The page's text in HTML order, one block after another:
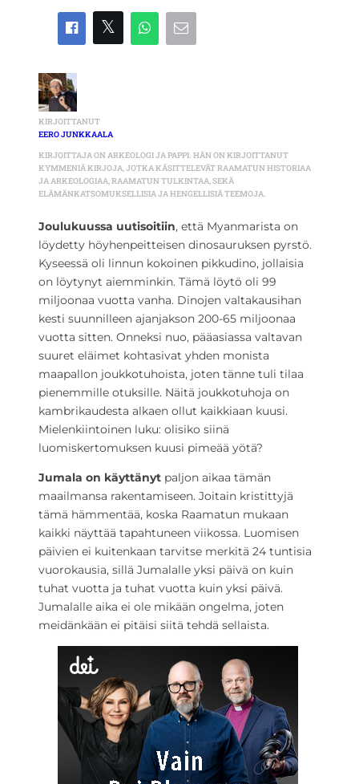
KIRJOITTANUT
EERO JUNKKAALA
KIRJOITTAJA ON ARKEOLOGI JA PAPPI. HÄN ON KIRJOITTANUT
KYMMENIÄ KIRJOJA, JOTKA KÄSITTELEVÄT RAAMATUN HISTORIAA
JA ARKEOLOGIAA, RAAMATUN TULKINTAA, SEKÄ
ELÄMÄNKATSOMUKSELLISIA JA HENGELLISIÄ TEEMOJA.
Joulukuussa uutisoitiin, että Myanmarista on
löydetty höyhenpeitteisen dinosauruksen pyrstö.
Kyseessä oli linnun kokoinen pikkudino, jollaisia
on löytynyt aiemminkin. Tämä löytö oli 99
miljoonaa vuotta vanha. Dinojen valtakausihan
kesti suunnilleen ajanjakson 200-65 miljoonaa
vuotta sitten. Onneksi nuo, pääasiassa valtavan
suuret eläimet kohtasivat yhden monista
maapallon joukkotuhoista, joten tänne tuli tilaa
pienemmille otuksille. Näitä joukkotuhoja on
kambrikaudesta alkaen ollut kaikkiaan kuusi.
Mielenkiintoinen luku: olisiko siinä
luomiskertomuksen kuusi pimeää yötä?
Jumala on käyttänyt paljon aikaa tämän
maailmansa rakentamiseen. Joitain kristittyjä
tämä hämmentää, koska Raamatun mukaan
kaikki näyttää tapahtuneen viikossa. Luomisen
päivien ei kuitenkaan tarvitse merkitä 24 tuntisia
vuorokausia, sillä Jumalalle yksi päivä on kuin
tuhat vuotta ja tuhat vuotta kuin yksi päivä.
Jumalalle aika ei ole mikään ongelma, joten
meidänkään ei pitäisi siitä tehdä sellaista.